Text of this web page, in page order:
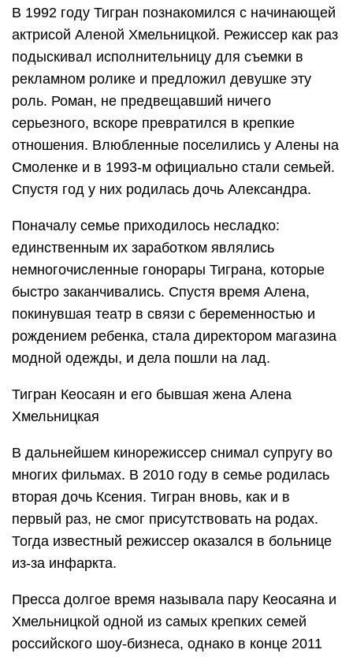
В 1992 году Тигран познакомился с начинающей
актрисой Аленой Хмельницкой. Режиссер как раз
подыскивал исполнительницу для съемки в
рекламном ролике и предложил девушке эту
роль. Роман, не предвещавший ничего
серьезного, вскоре превратился в крепкие
отношения. Влюбленные поселились у Алены на
Смоленке и в 1993-м официально стали семьей.
Спустя год у них родилась дочь Александра.
Поначалу семье приходилось несладко:
единственным их заработком являлись
немногочисленные гонорары Тиграна, которые
быстро заканчивались. Спустя время Алена,
покинувшая театр в связи с беременностью и
рождением ребенка, стала директором магазина
модной одежды, и дела пошли на лад.
Тигран Кеосаян и его бывшая жена Алена
Хмельницкая
В дальнейшем кинорежиссер снимал супругу во
многих фильмах. В 2010 году в семье родилась
вторая дочь Ксения. Тигран вновь, как и в
первый раз, не смог присутствовать на родах.
Тогда известный режиссер оказался в больнице
из-за инфаркта.
Пресса долгое время называла пару Кеосаяна и
Хмельницкой одной из самых крепких семей
российского шоу-бизнеса, однако в конце 2011